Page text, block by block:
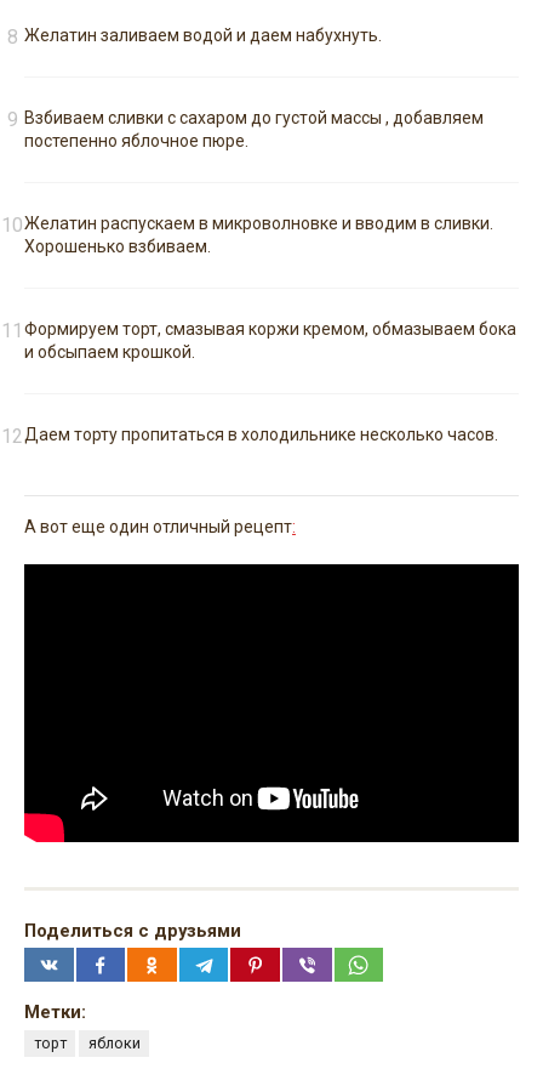
Желатин заливаем водой и даем набухнуть.
Взбиваем сливки с сахаром до густой массы , добавляем
постепенно яблочное пюре.
Желатин распускаем в микроволновке и вводим в сливки.
Хорошенько взбиваем.
Формируем торт, смазывая коржи кремом, обмазываем бока
и обсыпаем крошкой.
Даем торту пропитаться в холодильнике несколько часов.
А вот еще один отличный рецепт:
Поделиться с друзьями
Метки:
торт яблоки